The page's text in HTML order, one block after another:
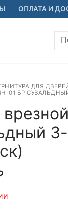
ОПЛАТА И
ДЛЯ
01 БР